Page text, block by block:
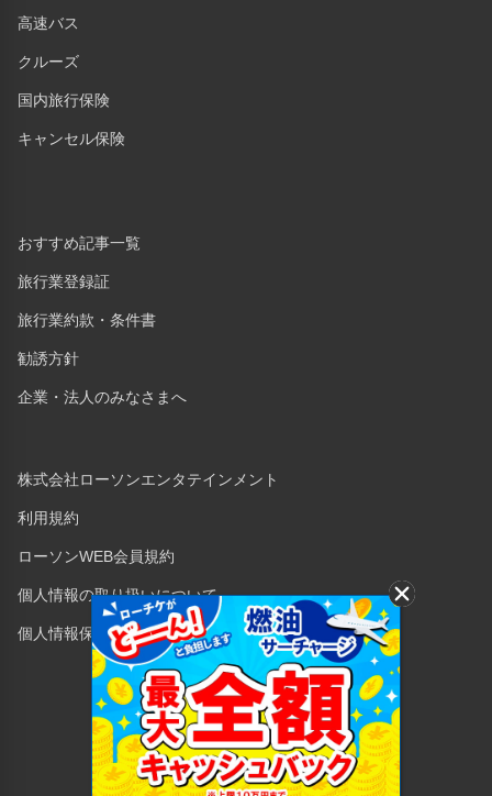
高速バス
クルーズ
国内旅行保険
キャンセル保険
おすすめ記事一覧
旅行業登録証
旅行業約款・条件書
勧誘方針
企業・法人のみなさまへ
株式会社ローソンエンタテインメント
利用規約
ローソンWEB会員規約
個人情報の取り扱いについて
個人情報保護方針
Copyright © 1998 Lawson Entertainment, Inc.